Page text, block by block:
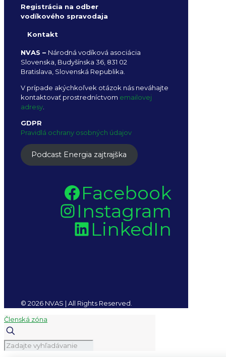
Registrácia na odber
vodíkového spravodaja
Kontakt
NVAS – Národná vodíková asociácia
Slovenska, Budyšínska 36, 831 02
Bratislava, Slovenská Republika.
V prípade akýchkoľvek otázok nás neváhajte
kontaktovať prostredníctvom emailovej
adresy.
GDPR
Pravidlá ochrany osobných údajov
Podcast Energia zajtrajška
Facebook
Instagram
LinkedIn
© 2026 NVAS | All Rights Reserved.
Členská zóna